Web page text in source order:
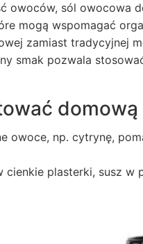
owoców, sól owocowa
mogą wspomagać
zamiast tradycyjnej
smak pozwala
owoce, np. cytrynę,
cienkie plasterki, susz w